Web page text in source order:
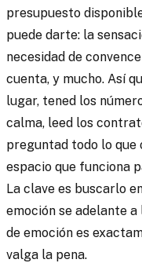
presupuesto
puede darte: la
necesidad de
cuenta, y mucho. Así
lugar, tened los
calma, leed los
preguntad todo lo que
espacio que funciona
La clave es buscarlo
emoción se adelante a
de emoción es
valga la pena.